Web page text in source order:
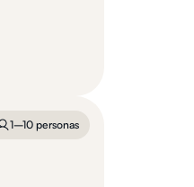
1–10 personas